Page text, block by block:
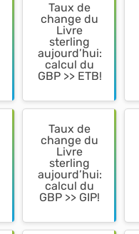
Taux de
change du
Livre
sterling
aujourd’hui:
calcul du
GBP >> ETB!
Taux de
change du
Livre
sterling
aujourd’hui:
calcul du
GBP >> GIP!